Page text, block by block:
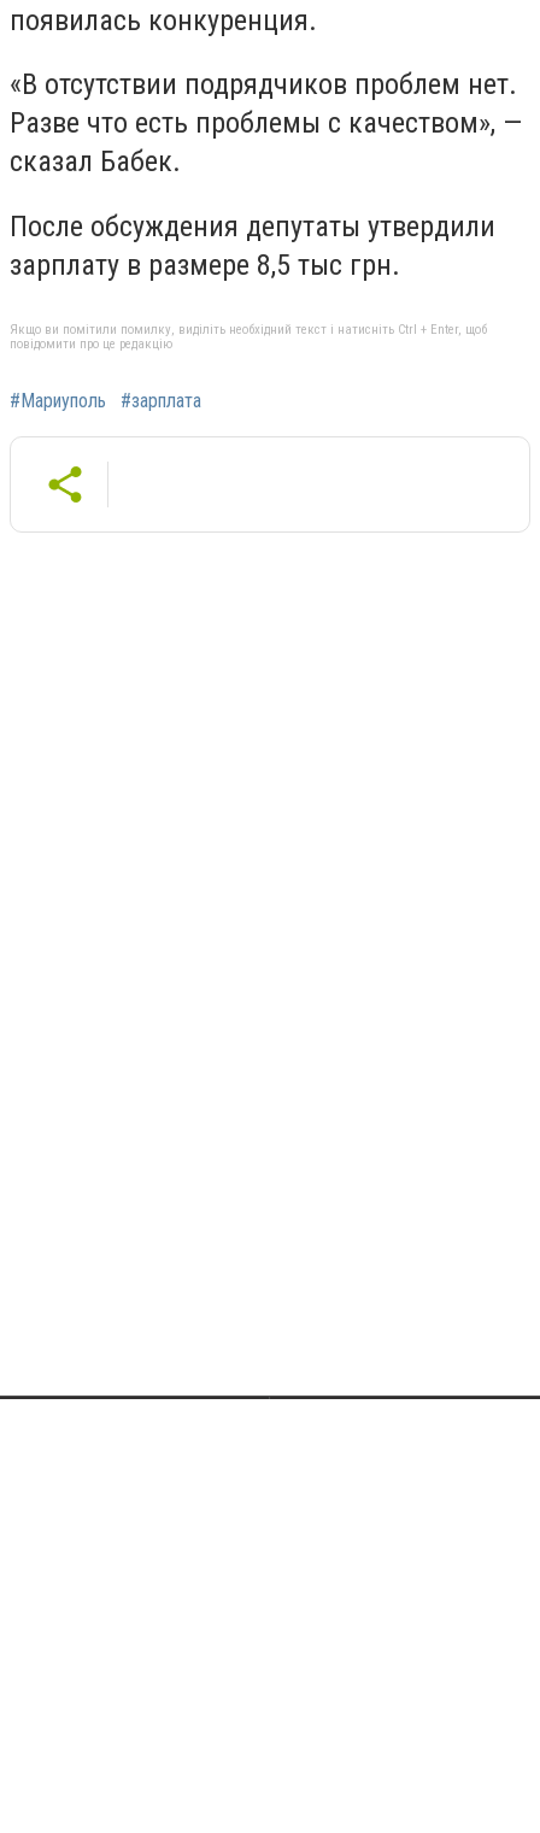
появилась конкуренция.
«В отсутствии подрядчиков проблем нет.
Разве что есть проблемы с качеством», —
сказал Бабек.
После обсуждения депутаты утвердили
зарплату в размере 8,5 тыс грн.
Якщо ви помітили помилку, виділіть необхідний текст і натисніть Ctrl + Enter, щоб
повідомити про це редакцію
#Мариуполь #зарплата